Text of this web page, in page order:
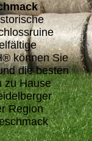
können Sie
die besten
zu Hause
Region